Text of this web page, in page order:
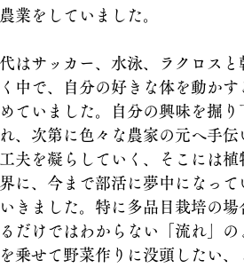
業をしていました。
はサッカー、水泳、ラクロスと
中で、自分の好きな体を動か
ていました。自分の興味を掘
、次第に色々な農家の元へ手
夫を凝らしていく、そこには
に、今まで部活に夢中になっ
いきました。特に多品目栽培の
だけではわからない「流れ」
乗せて野菜作りに没頭したい